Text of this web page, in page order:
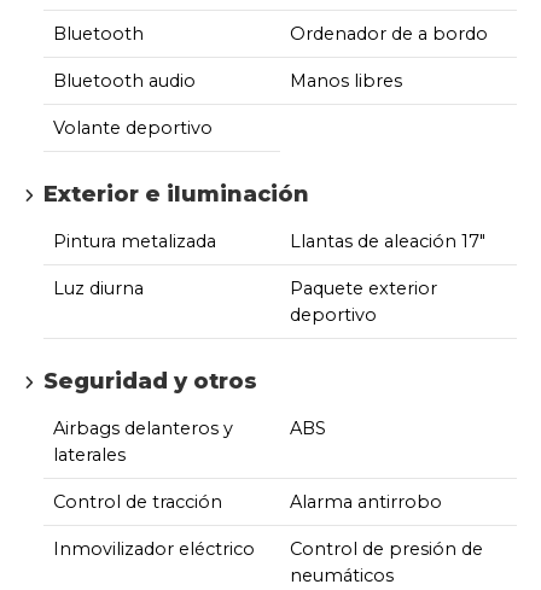
Bluetooth Ordenador de a bordo
Bluetooth audio Manos libres
Volante deportivo
Exterior e iluminación
Pintura metalizada Llantas de aleación 17"
Luz diurna
Paquete exterior
deportivo
Seguridad y otros
Airbags delanteros y
laterales
ABS
Control de tracción Alarma antirrobo
Inmovilizador eléctrico
Control de presión de
neumáticos